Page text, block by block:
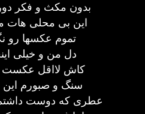
بدون مکث و فکر
این بی محلی هات
تموم عکسها رو
دل من و خیلی
کاش لااقل عکست
سنگ و صبورم این
عطری که دوست داشتم